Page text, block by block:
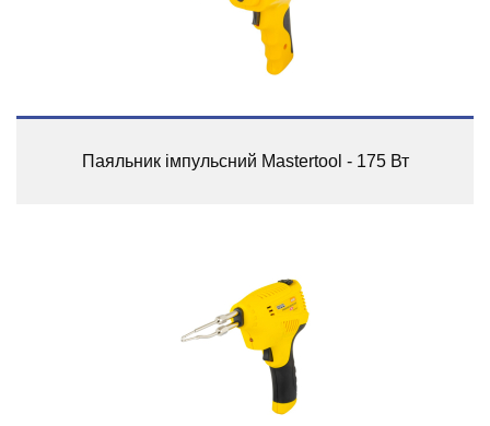
Паяльник імпульсний Mastertool - 175 Вт